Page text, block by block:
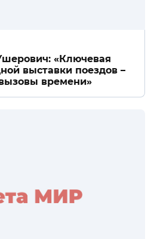
«Ключевая
выставки поездов –
времени»